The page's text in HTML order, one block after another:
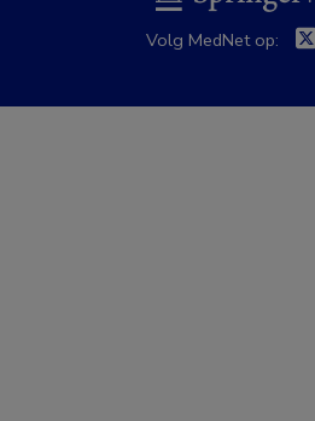
Volg MedNet op: